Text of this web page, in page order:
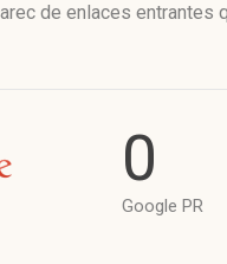
de enlaces entrantes
0
Google PR